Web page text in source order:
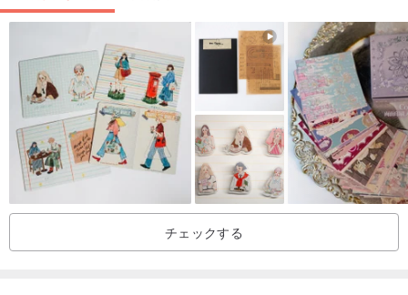
ださい。
⟥ 詳細については、ぜひDMでお気軽にお問い合わせください。
⟥ 商品到着後3日以内に商品状態をご確認ください。
⟥ 人為的でない損傷があった場合、当店で交換サービスをいたしま
す。
sᴏᴍᴇᴡʜᴇʀᴇ ғᴏɴᴅ ɪᴛ.
sᴏᴍᴇᴡʜᴏᴡ sᴏʟᴅ ɪᴛ.
チェックする